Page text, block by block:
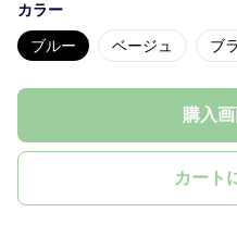
カラー
ブルー ベージュ ブ
購入
カート